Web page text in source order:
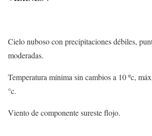
Cielo nuboso con precipitaciones débiles,
moderadas.
Temperatura mínima sin cambios a 10 ºc,
°c.
Viento de componente sureste flojo.